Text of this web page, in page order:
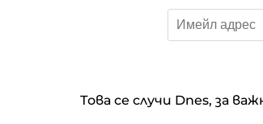
Това се случи Dnes, за